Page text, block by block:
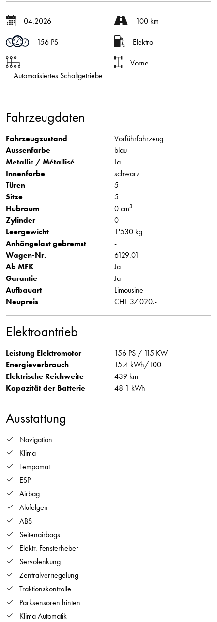
04.2026 100 km
156 PS Elektro
Automatisiertes Schaltgetriebe
Vorne
Fahrzeugdaten
Fahrzeugzustand
Vorführfahrzeug
Aussenfarbe
blau
Metallic / Métallisé
Ja
Innenfarbe
schwarz
Türen
5
Sitze
5
Hubraum
0 cm3
Zylinder
0
Leergewicht
1'530 kg
Anhängelast gebremst
-
Wagen-Nr.
6129.01
Ab MFK
Ja
Garantie
Ja
Aufbauart
Limousine
Neupreis
CHF 37'020.-
Elektroantrieb
Leistung Elektromotor
156 PS / 115 KW
Energieverbrauch
15.4 kWh/100
Elektrische Reichweite
439 km
Kapazität der Batterie
48.1 kWh
Ausstattung
Navigation
Klima
Tempomat
ESP
Airbag
Alufelgen
ABS
Seitenairbags
Elektr. Fensterheber
Servolenkung
Zentralverriegelung
Traktionskontrolle
Parksensoren hinten
Klima Automatik